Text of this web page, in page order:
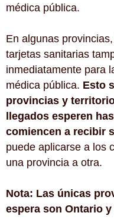
médica pública.
En algunas
tarjetas sanitarias
inmediatamente para
médica pública. Esto
provincias y
llegados esperen
comiencen a recibir
puede aplicarse a los
una provincia a otra.
Nota: Las únicas
espera son Ontario